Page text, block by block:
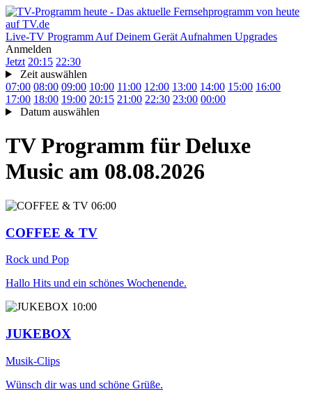
Live-TV Programm Auf Deinem Gerät Aufnahmen Upgrades
Anmelden
Jetzt 20:15 22:30
Zeit auswählen
07:00 08:00 09:00 10:00 11:00 12:00 13:00 14:00 15:00 16:00
17:00 18:00 19:00 20:15 21:00 22:30 23:00 00:00
Datum auswählen
TV Programm für Deluxe
Music am 08.08.2026
06:00
COFFEE & TV
Rock und Pop
Hallo Hits und ein schönes Wochenende.
10:00
JUKEBOX
Musik-Clips
Wünsch dir was und schöne Grüße.